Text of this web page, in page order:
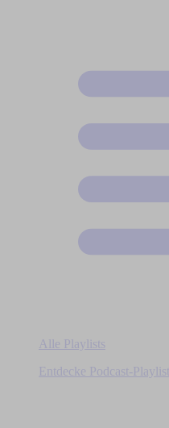
Alle Playlists
Entdecke Podcast-